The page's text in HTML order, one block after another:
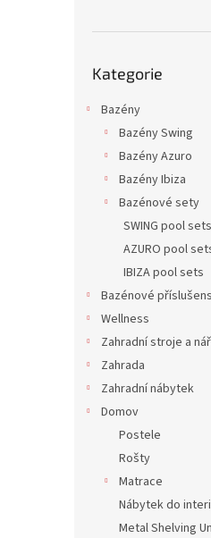
kategorie
Kategorie
Bazény
Bazény Swing
Bazény Azuro
Bazény Ibiza
Bazénové sety
SWING pool sets
AZURO pool
IBIZA pool sets
Bazénové
Wellness
Zahradní stroje a
Zahrada
Zahradní nábytek
Domov
Postele
Rošty
Matrace
Nábytek do
Metal Shelving